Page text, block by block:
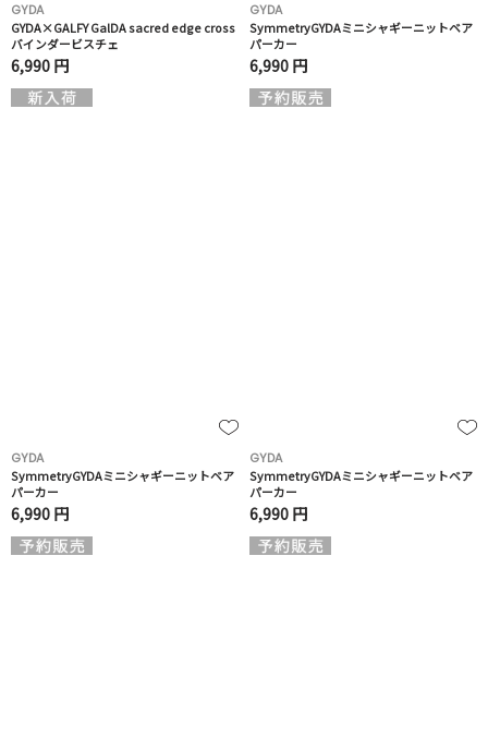
GYDA
GYDA×GALFY GalDA sacred edge cross
バインダービスチェ
6,990 円
GYDA
SymmetryGYDAミニシャギーニットベア
パーカー
6,990 円
GYDA
SymmetryGYDAミニシャギーニットベア
パーカー
6,990 円
GYDA
SymmetryGYDAミニシャギーニットベア
パーカー
6,990 円